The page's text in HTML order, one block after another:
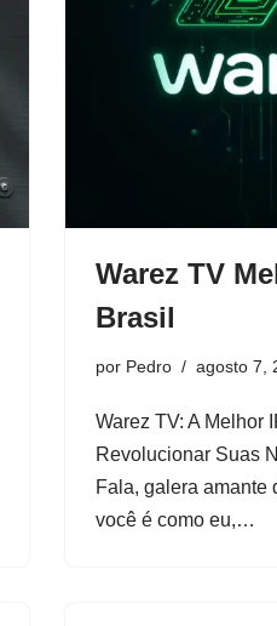
Warez TV
Brasil
por Pedro agosto 7,
Warez TV: A Melhor
Revolucionar Suas
Fala, galera amante
você é como eu,…